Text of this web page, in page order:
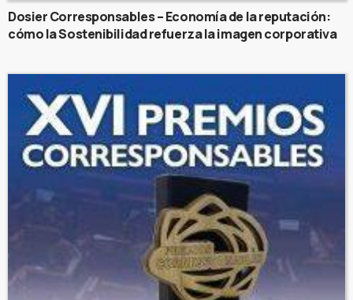
Dosier Corresponsables – Economía de la reputación:
cómo la Sostenibilidad refuerza la imagen corporativa